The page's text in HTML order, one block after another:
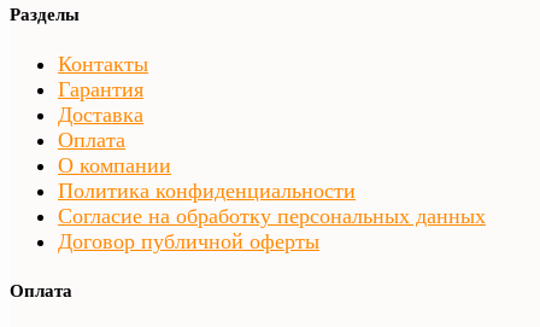
Разделы
Контакты
Гарантия
Доставка
Оплата
О компании
Политика конфиденциальности
Согласие на обработку персональных данных
Договор публичной оферты
Оплата